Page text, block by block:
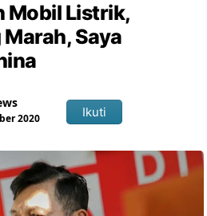
Mobil Listrik,
Saya
2020 Ikuti